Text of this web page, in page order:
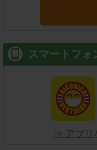
スマートフォ
⇒ アプリ